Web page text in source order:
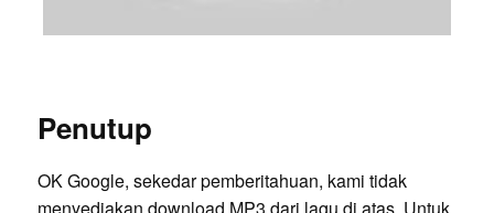
Penutup
OK Google, sekedar pemberitahuan, kami tidak